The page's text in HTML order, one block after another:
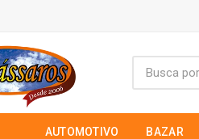
AUTOMOTIVO BAZAR